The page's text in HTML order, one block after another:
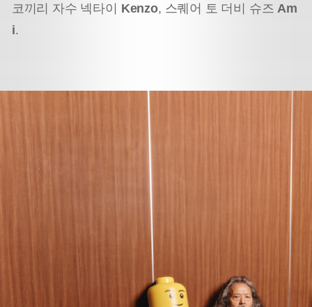
코끼리 자수 넥타이 Kenzo, 스퀘어 토 더비 슈즈 Am
i.